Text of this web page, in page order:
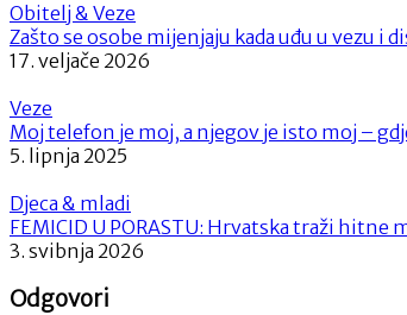
Obitelj & Veze
Zašto se osobe mijenjaju kada uđu u vezu i
17. veljače 2026
Veze
Moj telefon je moj, a njegov je isto moj –
5. lipnja 2025
Djeca & mladi
FEMICID U PORASTU: Hrvatska traži hitne
3. svibnja 2026
Odgovori